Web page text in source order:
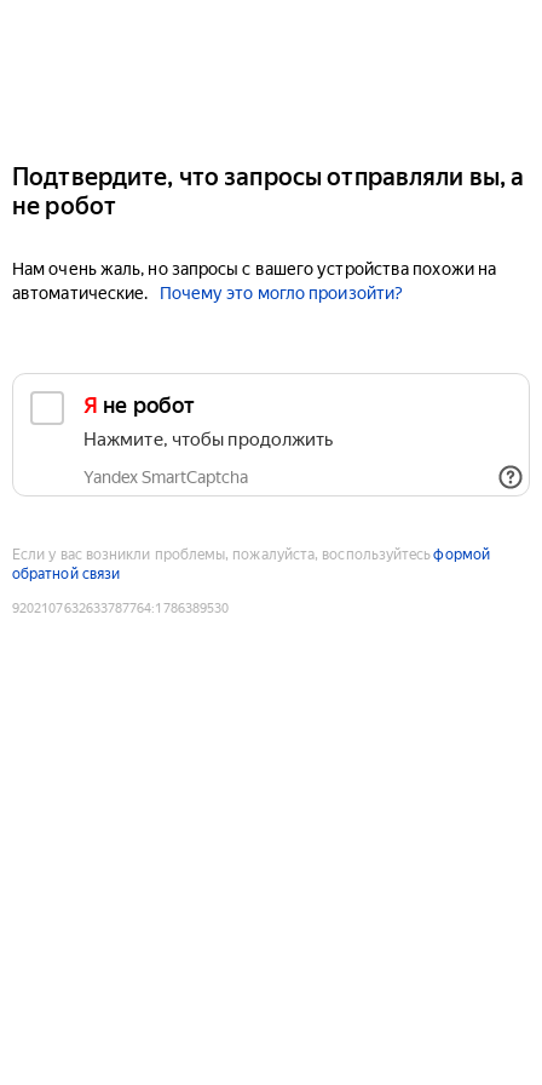
Подтвердите, что запросы отправляли вы, а
не робот
Нам очень жаль, но запросы с вашего устройства похожи на
автоматические.
Почему это могло произойти?
Я не робот
Нажмите, чтобы продолжить
Yandex SmartCaptcha
Если у вас возникли проблемы, пожалуйста, воспользуйтесьформой
обратной связи
9202107632633787764:1786389530